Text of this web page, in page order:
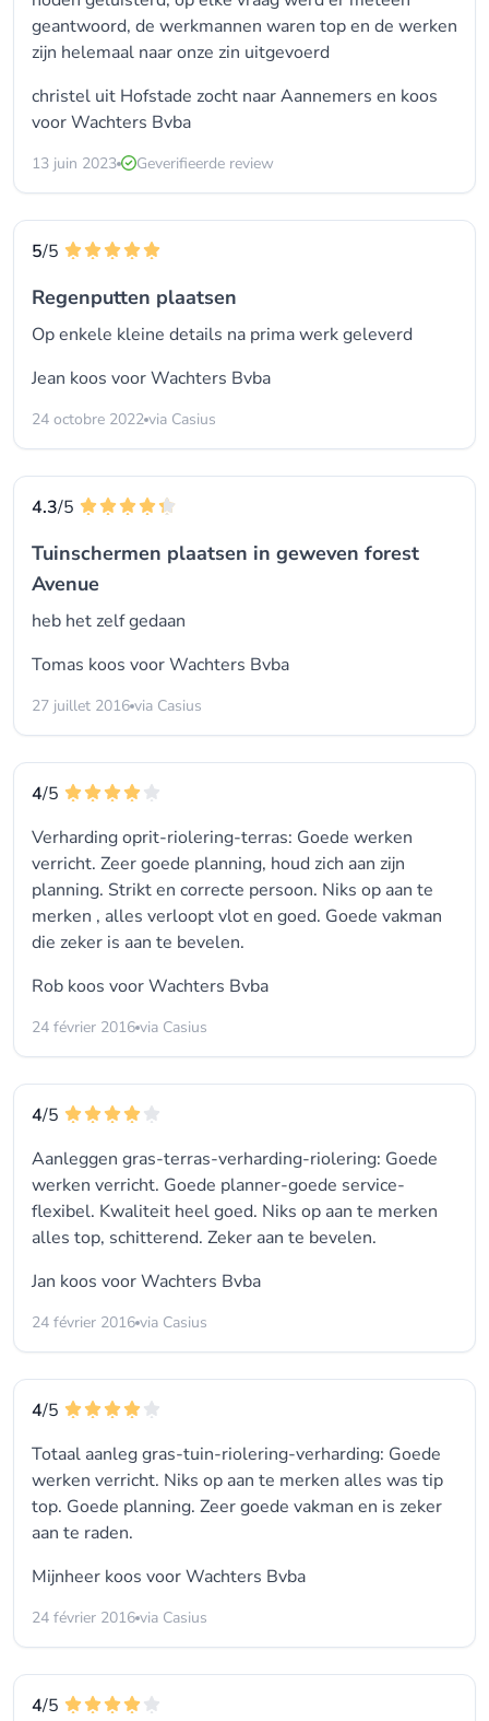
geantwoord, de werkmannen waren top en de werken
zijn helemaal naar onze zin uitgevoerd
christel uit Hofstade zocht naar Aannemers en koos
voorWachters Bvba
13 juin 2023 Geverifieerde review
5/5
Regenputten plaatsen
Op enkele kleine details na prima werk geleverd
Jean koos voorWachters Bvba
24 octobre 2022 via Casius
4.3/5
Tuinschermen plaatsen in geweven forest
Avenue
heb het zelf gedaan
Tomas koos voorWachters Bvba
27 juillet 2016 via Casius
4/5
Verharding oprit-riolering-terras: Goede werken
verricht. Zeer goede planning, houd zich aan zijn
planning. Strikt en correcte persoon. Niks op aan te
merken , alles verloopt vlot en goed. Goede vakman
die zeker is aan te bevelen.
Rob koos voorWachters Bvba
24 février 2016 via Casius
4/5
Aanleggen gras-terras-verharding-riolering: Goede
werken verricht. Goede planner-goede service-
flexibel. Kwaliteit heel goed. Niks op aan te merken
alles top, schitterend. Zeker aan te bevelen.
Jan koos voorWachters Bvba
24 février 2016 via Casius
4/5
Totaal aanleg gras-tuin-riolering-verharding: Goede
werken verricht. Niks op aan te merken alles was tip
top. Goede planning. Zeer goede vakman en is zeker
aan te raden.
Mijnheer koos voorWachters Bvba
24 février 2016 via Casius
4/5